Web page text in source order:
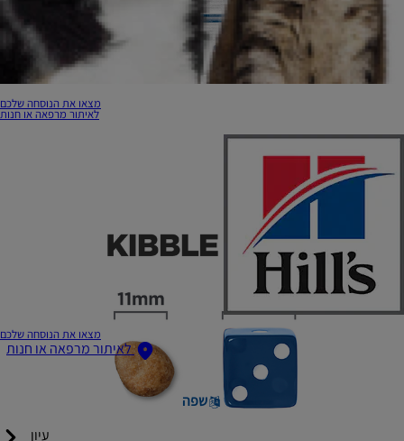
מצאו את הנוסחה שלכם
לאיתור מרפאה או חנות
מצאו את הנוסחה שלכם
לאיתור מרפאה או חנות
שפה
עיון